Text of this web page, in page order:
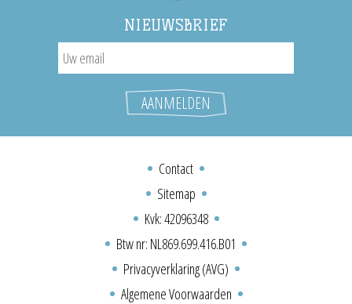
NIEUWSBRIEF
Contact
Sitemap
Kvk: 42096348
Btw nr: NL869.699.416.B01
Privacyverklaring (AVG)
Algemene Voorwaarden